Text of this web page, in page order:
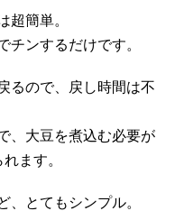
超簡単。
チンするだけです。
るので、戻し時間は不
、大豆を煮込む必要が
ます。
、とてもシンプル。